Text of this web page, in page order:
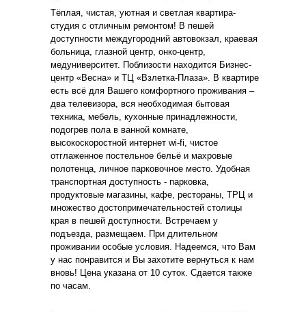
Тёплая, чистая, уютная и светлая квартира-
студия с отличным ремонтом! В пешей
доступности междугородний автовокзал, краевая
больница, глазной центр, онко-центр,
медуниверситет. Поблизости находится Бизнес-
центр «Весна» и ТЦ «Взлетка-Плаза». В квартире
есть всё для Вашего комфортного проживания –
два телевизора, вся необходимая бытовая
техника, мебель, кухонные принадлежности,
подогрев пола в ванной комнате,
высокоскоростной интернет wi-fi, чистое
отглаженное постельное бельё и махровые
полотенца, личное парковочное место. Удобная
транспортная доступность - парковка,
продуктовые магазины, кафе, рестораны, ТРЦ и
множество достопримечательностей столицы
края в пешей доступности. Встречаем у
подъезда, размещаем. При длительном
проживании особые условия. Надеемся, что Вам
у нас понравится и Вы захотите вернуться к нам
вновь! Цена указана от 10 суток. Сдается также
по часам.